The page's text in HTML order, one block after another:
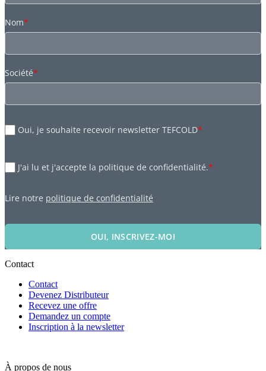
Nom*
Société*
Oui, je souhaite recevoir newsletter TEFCOLD*
J'ai lu et j'accepte la politique de confidentialité.*
Lire notre politique de confidentialité
OUI, INSCRIVEZ-MOI
Contact
Contact
Devenez Distributeur
Recevez une offre
Demandez un compte
Inscription à la newsletter
À propos de nous